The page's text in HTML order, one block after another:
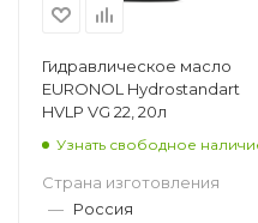
Гидравлическое масло
EURONOL Hydrostandart
HVLP VG 22, 20л
Узнать свободное
Страна изготовления
— Россия